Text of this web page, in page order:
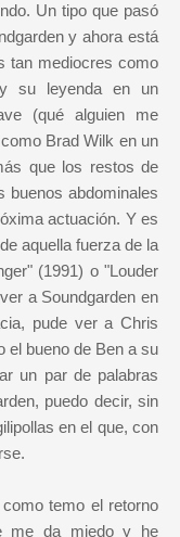
Un tipo que pasó
y ahora está
tan mediocres como
su leyenda en un
(qué alguien me
Brad Wilk en un
que los restos de
buenos abdominales
actuación. Y es
aquella fuerza de la
(1991) o "Louder
a Soundgarden en
pude ver a Chris
el bueno de Ben a su
un par de palabras
puedo decir, sin
en el que, con
temo el retorno
me da miedo y he